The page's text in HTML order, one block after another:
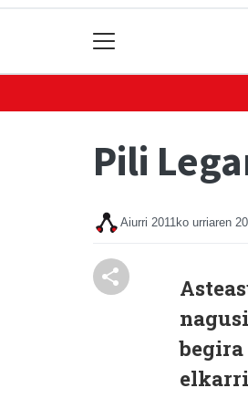
Pili
Aiurri 2011ko urriaren